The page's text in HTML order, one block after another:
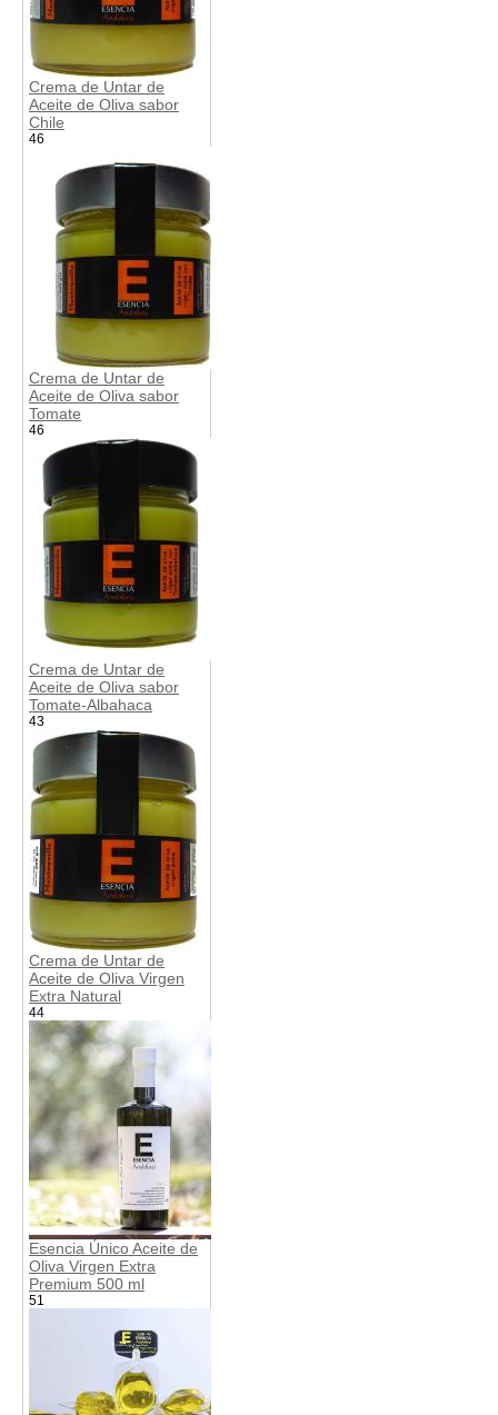
Crema de Untar de
Aceite de Oliva sabor
Chile
46
Crema de Untar de
Aceite de Oliva sabor
Tomate
46
Crema de Untar de
Aceite de Oliva sabor
Tomate-Albahaca
43
Crema de Untar de
Aceite de Oliva Virgen
Extra Natural
44
Esencia Único Aceite de
Oliva Virgen Extra
Premium 500 ml
51